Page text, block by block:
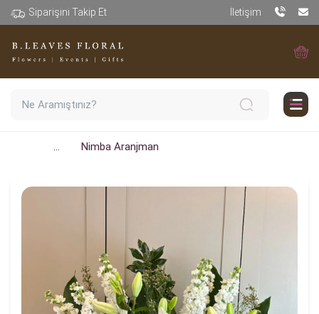
Siparişini Takip Et İletişim
... Nimba Aranjman